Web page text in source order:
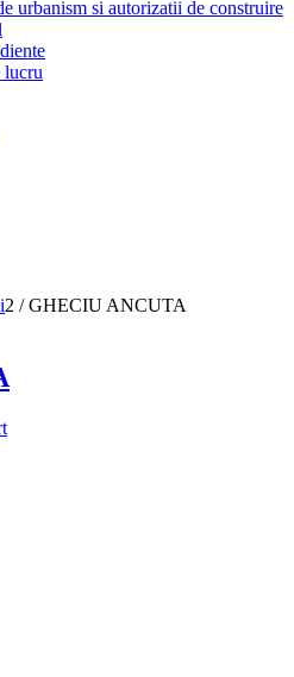
urbanism si autorizatii de construire
lucru
2 / GHECIU ANCUTA